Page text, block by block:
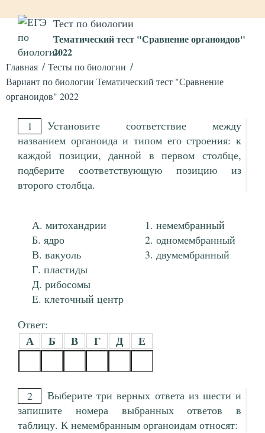
Тест по биологии
Тематический тест "Сравнение органоидов"
2022
Главная
Тесты по биологии
Вариант по биологии Тематический тест "Сравнение
органоидов" 2022
1
Установите соответствие между
названием органоида и типом его строения: к
каждой позиции, данной в первом столбце,
подберите соответствующую позицию из
второго столбца.
митохандрии
ядро
вакуоль
пластиды
рибосомы
клеточный центр
немембранный
одномембранный
двумембранный
Ответ:
А Б В Г Д Е
2
Выберите три верных ответа из шести и
запишите номера выбранных ответов в
таблицу. К немембранным органоидам относят: